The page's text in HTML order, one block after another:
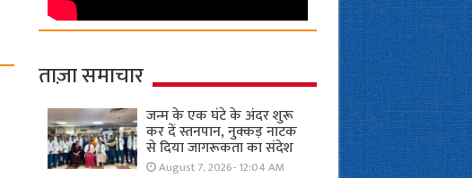
ताज़ा समाचार
जन्म के एक घंटे के अंदर शुरू
कर दें स्तनपान, नुक्कड़ नाटक
से दिया जागरूकता का संदेश
August 7, 2026- 12:04 AM